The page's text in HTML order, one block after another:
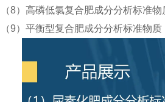
（8）高磷低氯复合肥成分分析标准
（9）平衡型复合肥成分分析标准